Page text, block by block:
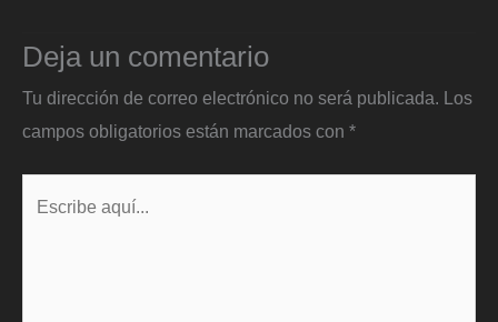
Deja un comentario
Tu dirección de correo electrónico no será publicada. Los
campos obligatorios están marcados con *